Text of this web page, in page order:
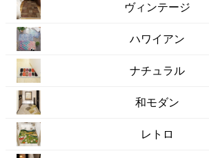
ヴィンテージ
ハワイアン
ナチュラル
和モダン
レトロ